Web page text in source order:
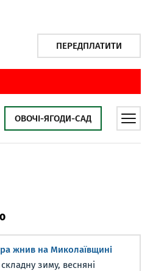
ПЕРЕДПЛАТИТИ
ОВОЧІ-ЯГОДИ-САД
жнив на Миколаївщині
зиму, весняні